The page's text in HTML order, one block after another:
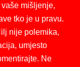
mišljenje,
tko je u pravu.
nije polemika,
umjesto
Ne